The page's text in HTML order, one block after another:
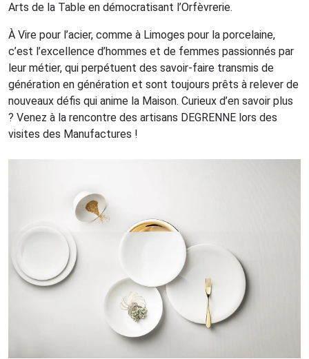
Arts de la Table en démocratisant l’Orfèvrerie.
À Vire pour l’acier, comme à Limoges pour la porcelaine,
c’est l’excellence d’hommes et de femmes passionnés par
leur métier, qui perpétuent des savoir-faire transmis de
génération en génération et sont toujours prêts à relever de
nouveaux défis qui anime la Maison. Curieux d’en savoir plus
? Venez à la rencontre des artisans DEGRENNE lors des
visites des Manufactures !